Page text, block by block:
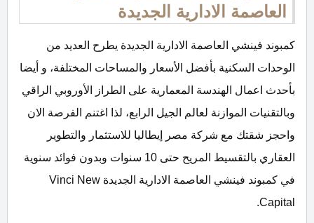
العاصمة الادارية الجديدة
كمبوند فينشي العاصمة الادارية الجديدة يطرح العديد من
الوحدات السكنية بأفضل الأسعار والمساحات المختلفة، و أيضا
بأحدث اعمال الهندسة المعمارية على الطراز الأوروبي الراقي
وبالتقنيات الموازنة لعالم الجيل الرابع، لذا اغتنم الفرصة الان
واحجز شقتك مع شركة مصر إيطاليا للاستثمار والتطوير
العقاري بالتقسيط المريح حتى 10 سنوات وبدون فوائد سنوية
في كمبوند فينشي العاصمة الادارية الجديدة Vinci New
Capital.